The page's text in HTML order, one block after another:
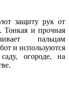
защиту рук от
Тонкая и прочная
пальцам
и используются
огороде, на